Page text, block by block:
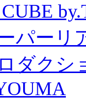
パーリ
ダク